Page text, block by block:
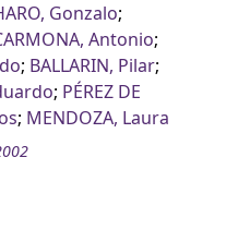
Gonzalo;
Antonio;
; BALLARIN, Pilar;
; PÉREZ DE
; MENDOZA, Laura